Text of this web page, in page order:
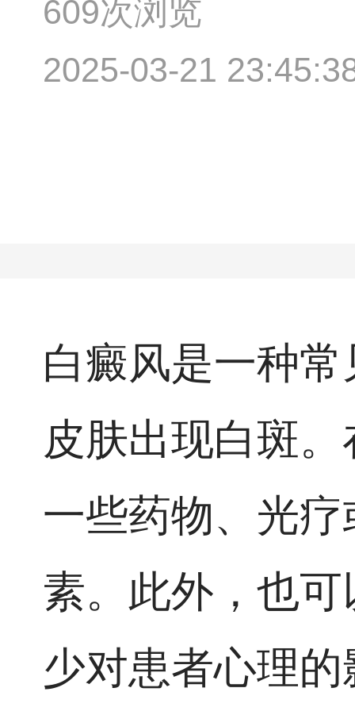
609次浏览
2025-03-21
白癜风是一种
皮肤出现白斑
一些药物、光
素。此外，也
少对患者心理